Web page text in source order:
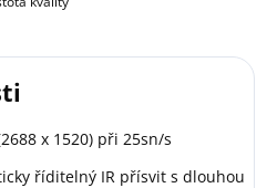
x 1520) při 25sn/s
říditelný IR přísvit s dlouhou